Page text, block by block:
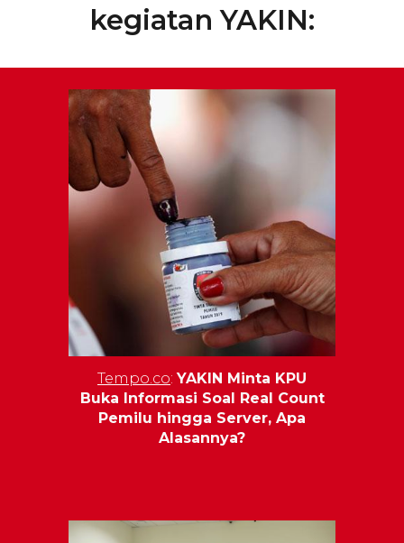
kegiatan YAKIN:
Tempo.co:YAKIN Minta KPU
Buka Informasi Soal Real Count
Pemilu hingga Server, Apa
Alasannya?